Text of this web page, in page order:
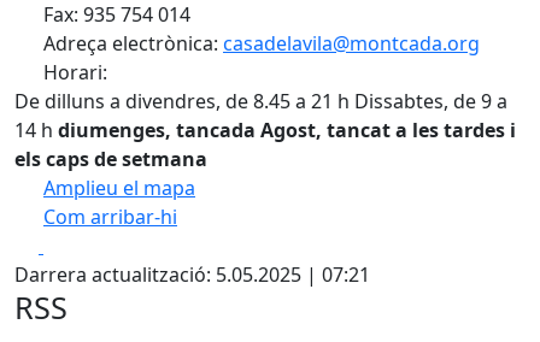
Fax: 935 754 014
Adreça electrònica: casadelavila@montcada.org
Horari:
De dilluns a divendres, de 8.45 a 21 h Dissabtes, de 9 a
14 h diumenges, tancada Agost, tancat a les tardes i
els caps de setmana
Amplieu el mapa
Com arribar-hi
+
−
Darrera actualització: 5.05.2025 | 07:21
RSS